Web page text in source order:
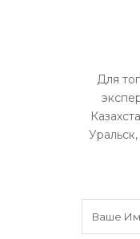
Для
Уральск,